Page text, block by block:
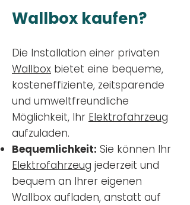
Wallbox kaufen?
Die Installation einer privaten
Wallbox bietet eine bequeme,
kosteneffiziente, zeitsparende
und umweltfreundliche
Möglichkeit, Ihr Elektrofahrzeug
aufzuladen.
Bequemlichkeit: Sie können Ihr
Elektrofahrzeug jederzeit und
bequem an Ihrer eigenen
Wallbox aufladen, anstatt auf